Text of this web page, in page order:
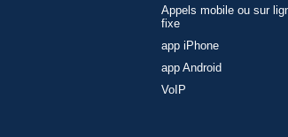
Appels mobile ou sur
fixe
app iPhone
app Android
VoIP